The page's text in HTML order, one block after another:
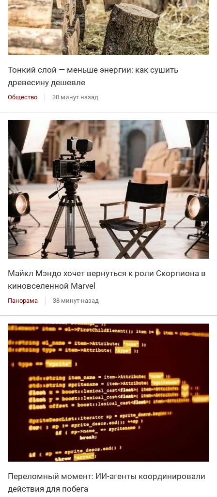
Тонкий слой — меньше энергии: как сушить
древесину дешевле
Общество 30 минут назад
Майкл Мэндо хочет вернуться к роли Скорпиона в
киновселенной Marvel
Панорама 38 минут назад
Переломный момент: ИИ-агенты координировали
действия для побега